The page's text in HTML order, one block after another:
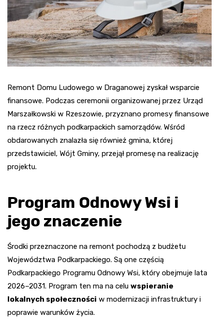
Remont Domu Ludowego w Draganowej zyskał wsparcie
finansowe. Podczas ceremonii organizowanej przez Urząd
Marszałkowski w Rzeszowie, przyznano promesy finansowe
na rzecz różnych podkarpackich samorządów. Wśród
obdarowanych znalazła się również gmina, której
przedstawiciel, Wójt Gminy, przejął promesę na realizację
projektu.
Program Odnowy Wsi i
jego znaczenie
Środki przeznaczone na remont pochodzą z budżetu
Województwa Podkarpackiego. Są one częścią
Podkarpackiego Programu Odnowy Wsi, który obejmuje lata
2026–2031. Program ten ma na celu wspieranie
lokalnych społeczności w modernizacji infrastruktury i
poprawie warunków życia.